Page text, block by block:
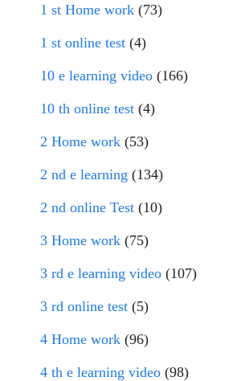
1 st Home work (73)
1 st online test (4)
10 e learning video (166)
10 th online test (4)
2 Home work (53)
2 nd e learning (134)
2 nd online Test (10)
3 Home work (75)
3 rd e learning video (107)
3 rd online test (5)
4 Home work (96)
4 th e learning video (98)